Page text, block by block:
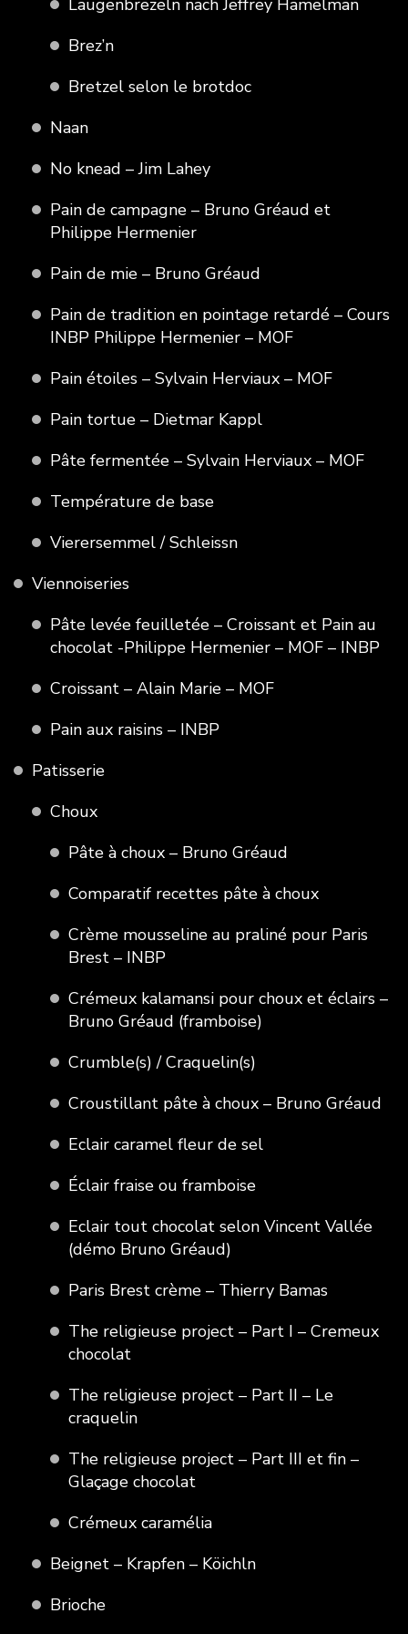
Laugenbrezeln nach Jeffrey Hamelman
Brez’n
Bretzel selon le brotdoc
Naan
No knead – Jim Lahey
Pain de campagne – Bruno Gréaud et
Philippe Hermenier
Pain de mie – Bruno Gréaud
Pain de tradition en pointage retardé – Cours
INBP Philippe Hermenier – MOF
Pain étoiles – Sylvain Herviaux – MOF
Pain tortue – Dietmar Kappl
Pâte fermentée – Sylvain Herviaux – MOF
Température de base
Vierersemmel / Schleissn
Viennoiseries
Pâte levée feuilletée – Croissant et Pain au
chocolat -Philippe Hermenier – MOF – INBP
Croissant – Alain Marie – MOF
Pain aux raisins – INBP
Patisserie
Choux
Pâte à choux – Bruno Gréaud
Comparatif recettes pâte à choux
Crème mousseline au praliné pour Paris
Brest – INBP
Crémeux kalamansi pour choux et éclairs –
Bruno Gréaud (framboise)
Crumble(s) / Craquelin(s)
Croustillant pâte à choux – Bruno Gréaud
Eclair caramel fleur de sel
Éclair fraise ou framboise
Eclair tout chocolat selon Vincent Vallée
(démo Bruno Gréaud)
Paris Brest crème – Thierry Bamas
The religieuse project – Part I – Cremeux
chocolat
The religieuse project – Part II – Le
craquelin
The religieuse project – Part III et fin –
Glaçage chocolat
Crémeux caramélia
Beignet – Krapfen – Köichln
Brioche